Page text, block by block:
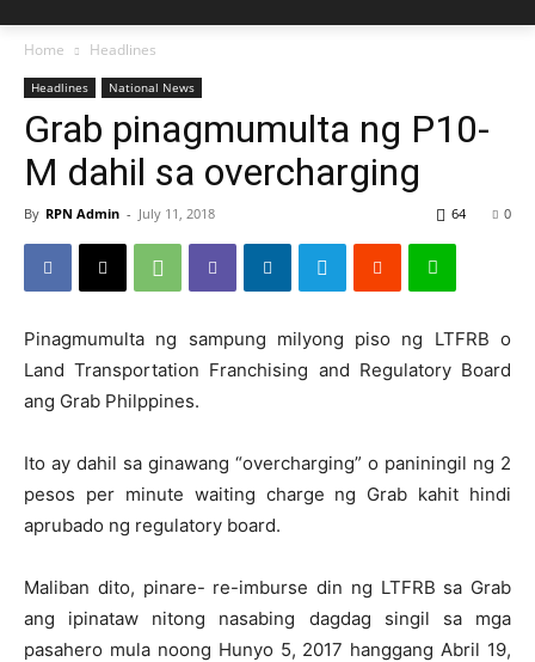
Home Headlines
Headlines National News
Grab pinagmumulta ng P10-
M dahil sa overcharging
By RPN Admin - July 11, 2018 0
64
Pinagmumulta ng sampung milyong piso ng LTFRB o
Land Transportation Franchising and Regulatory Board
ang Grab Philppines.
Ito ay dahil sa ginawang “overcharging” o paniningil ng 2
pesos per minute waiting charge ng Grab kahit hindi
aprubado ng regulatory board.
Maliban dito, pinare- re-imburse din ng LTFRB sa Grab
ang ipinataw nitong nasabing dagdag singil sa mga
pasahero mula noong Hunyo 5, 2017 hanggang Abril 19,